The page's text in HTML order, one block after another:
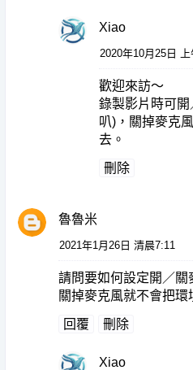
Xiao
2020年10月25日
歡迎來訪～
錄製影片時可開
叭)，關掉麥克
去。
刪除
魯魯米
2021年1月26日 清晨7:11
請問要如何設定開／關
關掉麥克風就不會把環
回覆 刪除
Xiao